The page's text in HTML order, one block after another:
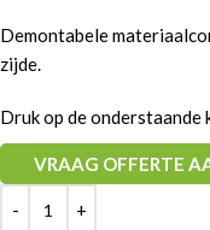
Demontabele
zijde.
Druk op de
VRAAG OFFERTE